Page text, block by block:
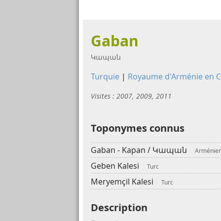
Gaban
Կապան
Turquie | Royaume d'Arménie en
Visites : 2007, 2009, 2011
Toponymes connus
Gaban - Kapan / Կապան
Geben Kalesi Turc
Meryemçil Kalesi Turc
Description